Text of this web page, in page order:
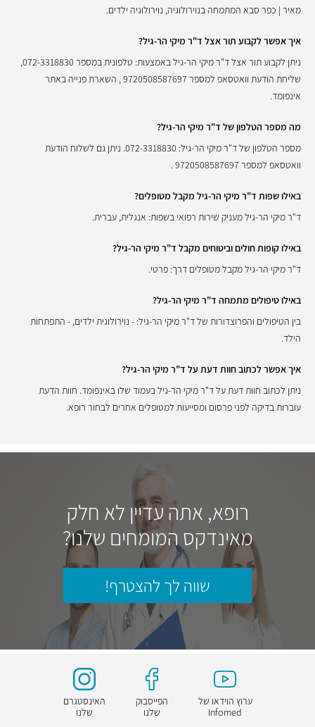
מאיר | כפר סבא המתמחה בנוירולוגיה, נוירולוגיה ילדים.
איך אפשר לקבוע תור אצל ד"ר מיקי הר-גיל?
ניתן לקבוע תור אצל ד"ר מיקי הר-גיל באמצעות: טלפונית במספר 072-3318830,
שליחת הודעת וואטסאפ למספר 9720508587697 , השארת פנייה באתר
אינפומד.
מה מספר הטלפון של ד"ר מיקי הר-גיל?
מספר הטלפון של ד"ר מיקי הר-גיל: 072-3318830. ניתן גם לשלוח הודעת
וואטסאפ למספר 9720508587697 .
באילו שפות ד"ר מיקי הר-גיל מקבל מטופלים?
ד"ר מיקי הר-גיל מעניק שירות רפואי בשפות: אנגלית, עברית.
באילו קופות חולים וביטוחים מקבל ד"ר מיקי הר-גיל?
ד"ר מיקי הר-גיל מקבל מטופלים דרך: פרטי.
באילו טיפולים מתמחה ד"ר מיקי הר-גיל?
בין הטיפולים והפרוצדורות של ד"ר מיקי הר-גיל: - נוירולוגית ילדים, - התפתחות
הילד.
איך אפשר לכתוב חוות דעת על ד"ר מיקי הר-גיל?
ניתן לכתוב חוות דעת על ד"ר מיקי הר-גיל בעמוד שלו באינפומד. חוות הדעת
עוברות בדיקה לפני פרסום ומסייעות למטופלים אחרים לבחור רופא.
רופא, אתה עדיין לא חלק
מאינדקס המומחים שלנו?
שווה לך להצטרף!
ערוץ הוידאו של
Infomed
הפייסבוק
שלנו
האינסטגרם
שלנו